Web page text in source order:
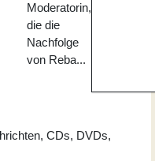
Moderatorin,
die die
Nachfolge
von Reba...
CDs, DVDs,